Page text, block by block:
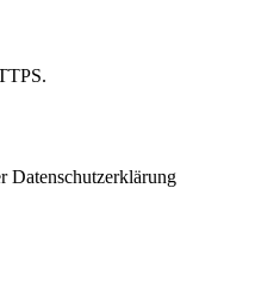
Datenschutzerklärung